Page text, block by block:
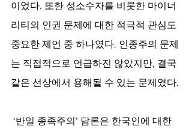
이었다. 또한 성소수자를 비롯한 마이너
리티의 인권 문제에 대한 적극적 관심도
중요한 제언 중 하나였다. 인종주의 문제
는 직접적으로 언급하진 않았지만, 결국
같은 선상에서 용해될 수 있는 문제였다.
‘반일 종족주의’ 담론은 한국인에 대한